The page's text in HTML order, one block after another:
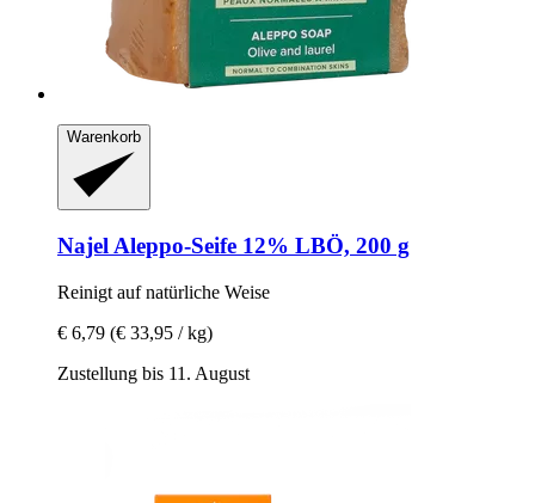
Warenkorb
Najel Aleppo-​Seife 12% LBÖ, 200 g
Reinigt auf natürliche Weise
€ 6,79 (€ 33,95 / kg)
Zustellung bis 11. August